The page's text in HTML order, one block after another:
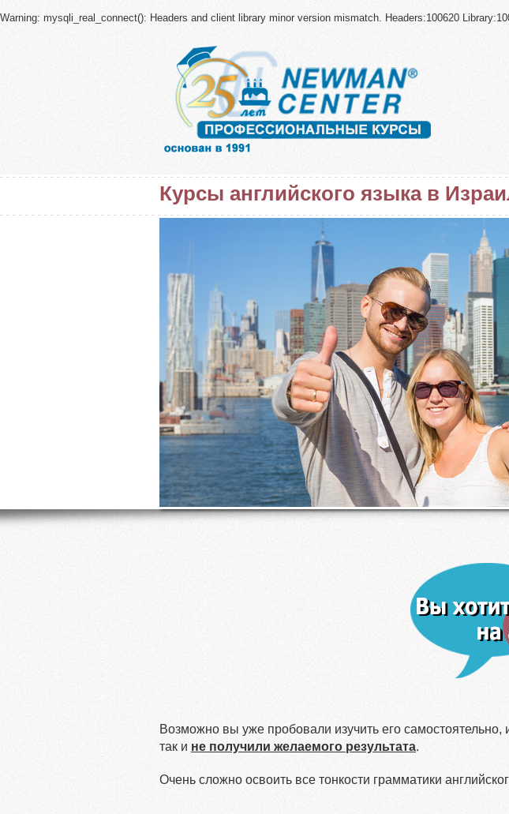
Warning: mysqli_real_connect(): Headers and client library minor version mismatch. Headers:100620
Курсы английского языка в
Возможно вы уже пробовали изучить его
так и не получили желаемого результата.
Очень сложно освоить все тонкости грамматики